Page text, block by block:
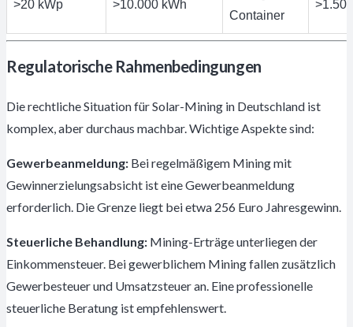
>20 kWp >10.000 kWh
Container
Regulatorische Rahmenbedingungen
Die rechtliche Situation für Solar-Mining in Deutschland ist
komplex, aber durchaus machbar. Wichtige Aspekte sind:
Gewerbeanmeldung: Bei regelmäßigem Mining mit
Gewinnerzielungsabsicht ist eine Gewerbeanmeldung
erforderlich. Die Grenze liegt bei etwa 256 Euro Jahresgewinn.
Steuerliche Behandlung: Mining-Erträge unterliegen der
Einkommensteuer. Bei gewerblichem Mining fallen zusätzlich
Gewerbesteuer und Umsatzsteuer an. Eine professionelle
steuerliche Beratung ist empfehlenswert.